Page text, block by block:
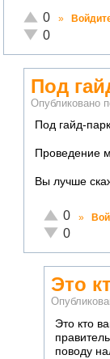
Отлично!
0
Неадекватно!
0
»
Под
Опубликовано
Под гайд-
Проведение
Вы лучше
Отлично!
0
Неадекватно!
0
»
Это
Это кто
поводу